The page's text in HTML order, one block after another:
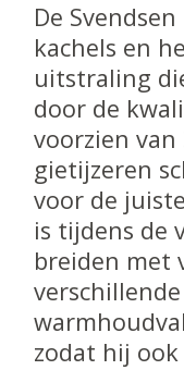
De
kachels en
uitstraling
door de
voorzien
gietijzeren
voor de
is tijdens de
breiden met
zodat hij